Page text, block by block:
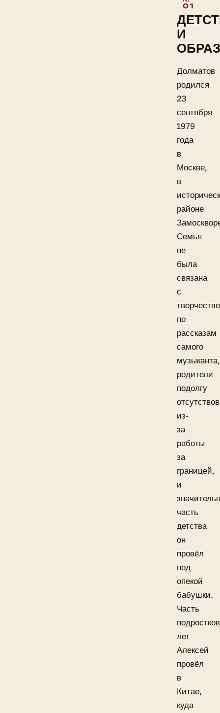
И
Долматов
родился
23
сентября
1979
года
в
Москве,
в
районе
Семья
не
была
связана
с
по
рассказам
самого
музыканта,
родители
подолгу
из-
за
работы
за
границей,
и
часть
детства
он
провёл
под
опекой
бабушки.
Часть
лет
Алексей
провёл
в
Китае,
куда